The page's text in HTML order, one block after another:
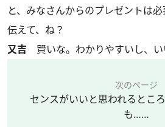
と、みなさんからのプレゼントは
伝えて、ね？
又吉 賢いな。わかりやすいし、い
次のページ
センスがいいと思われるとこ
も……